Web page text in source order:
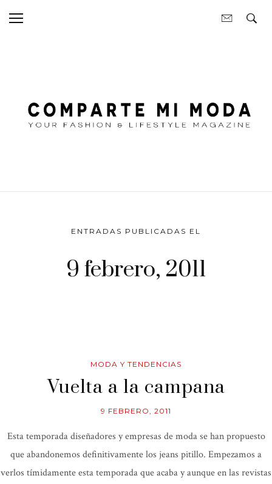
ENTRADAS PUBLICADAS EL
9 febrero, 2011
MODA Y TENDENCIAS
Vuelta a la campana
9 FEBRERO, 2011
Esta temporada diseñadores y empresas de moda se han propuesto
que abandonemos definitivamente los jeans pitillo. Empezamos a
verlos tímidamente esta temporada que acaba y aunque en las revistas